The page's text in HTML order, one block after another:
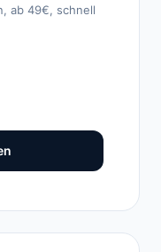
ab 49€, schnell